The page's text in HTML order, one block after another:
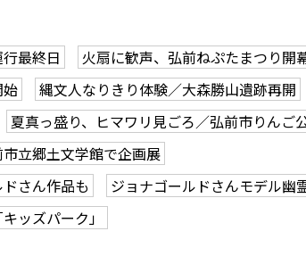
最終日
火扇に歓声、弘前ねぷたまつり開
縄文人なりきり体験／大森勝山遺跡再開
夏真っ盛り、ヒマワリ見ごろ／弘前市りんご
立郷土文学館で企画展
さん作品も
ジョナゴールドさんモデル幽
ッズパーク」